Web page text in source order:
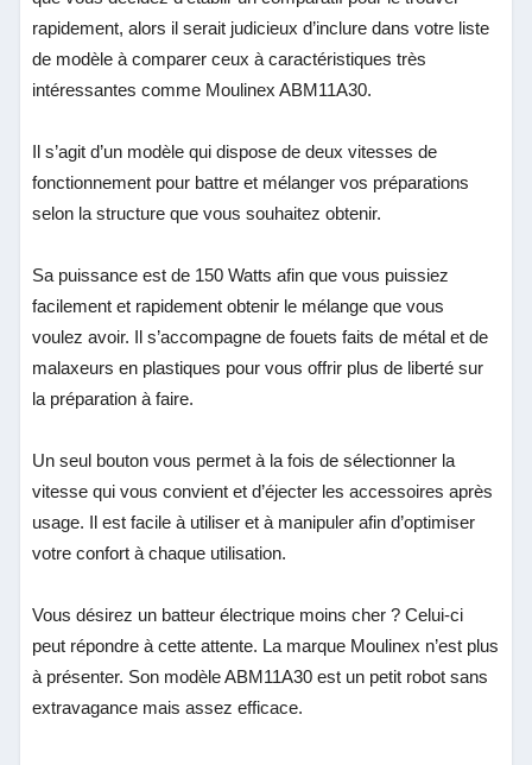
rapidement, alors il serait judicieux d’inclure dans votre liste
de modèle à comparer ceux à caractéristiques très
intéressantes comme Moulinex ABM11A30.
Il s’agit d’un modèle qui dispose de deux vitesses de
fonctionnement pour battre et mélanger vos préparations
selon la structure que vous souhaitez obtenir.
Sa puissance est de 150 Watts afin que vous puissiez
facilement et rapidement obtenir le mélange que vous
voulez avoir. Il s’accompagne de fouets faits de métal et de
malaxeurs en plastiques pour vous offrir plus de liberté sur
la préparation à faire.
Un seul bouton vous permet à la fois de sélectionner la
vitesse qui vous convient et d’éjecter les accessoires après
usage. Il est facile à utiliser et à manipuler afin d’optimiser
votre confort à chaque utilisation.
Vous désirez un batteur électrique moins cher ? Celui-ci
peut répondre à cette attente. La marque Moulinex n’est plus
à présenter. Son modèle ABM11A30 est un petit robot sans
extravagance mais assez efficace.